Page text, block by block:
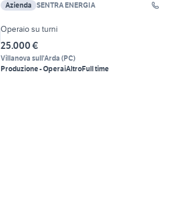
Azienda SENTRA ENERGIA
Operaio su turni
25.000 €
Villanova sull'Arda (PC)
Produzione - OperaiAltroFull time